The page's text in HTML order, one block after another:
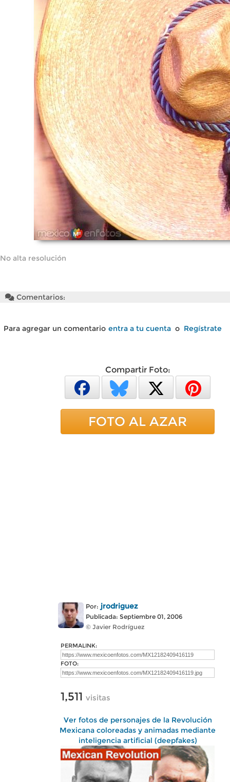
No alta resolución
Comentarios:
Para agregar un comentario entra a tu cuenta o Regístrate
Compartir Foto:
FOTO AL AZAR
Por: jrodriguez
Publicada: Septiembre 01, 2006
© Javier Rodríguez
PERMALINK:
FOTO:
1,511 visitas
Ver fotos de personajes de la Revolución
Mexicana coloreadas y animadas mediante
inteligencia artificial (deepfakes)